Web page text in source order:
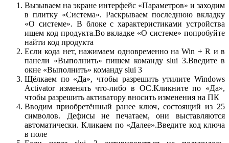
Вызываем на экране интерфейс «Параметров» и заходим
в плитку «Система». Раскрываем последнюю вкладку
«О системе». В блоке с характеристиками устройства
ищем код продукта.Во вкладке «О системе» попробуйте
найти код продукта
Если кода нет, нажимаем одновременно на Win + R и в
панели «Выполнить» пишем команду slui 3.Введите в
окне «Выполнить» команду slui 3
Щёлкаем по «Да», чтобы разрешить утилите Windows
Activator изменять что-либо в ОС.Кликните по «Да»,
чтобы разрешить активатору вносить изменения на ПК
Вводим приобретённый ранее ключ, состоящий из 25
символов. Дефисы не печатаем, они выставляются
автоматически. Кликаем по «Далее».Введите код ключа
в поле